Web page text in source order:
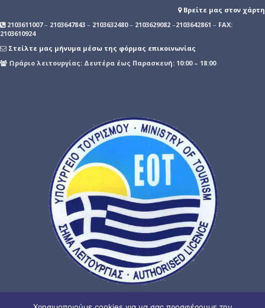
Βρείτε μας στον χάρτη
2103611007– 2103647843 – 2103632480– 2103629082 –2103642861 – FAX:
2103610924
Στείλτε μας μήνυμα μέσω της φόρμας επικοινωνίας
Ωράριο λειτουργίας: Δευτέρα έως Παρασκευή: 10:00 – 18:00